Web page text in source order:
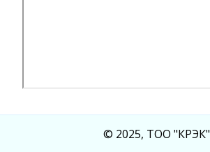
© 2025, ТОО "КРЭК"